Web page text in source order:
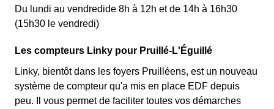
Du lundi au vendredide 8h à 12h et de 14h à 16h30
(15h30 le vendredi)
Les compteurs Linky pour Pruillé-L'Éguillé
Linky, bientôt dans les foyers Pruilléens, est un nouveau
système de compteur qu'a mis en place EDF depuis
peu. Il vous permet de faciliter toutes vos démarches